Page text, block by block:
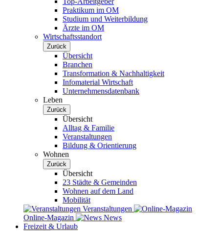
Praktikum im OM
Studium und Weiterbildung
Ärzte im OM
Wirtschaftsstandort
Zurück
Übersicht
Branchen
Transformation & Nachhaltigkeit
Infomaterial Wirtschaft
Unternehmensdatenbank
Leben
Zurück
Übersicht
Alltag & Familie
Veranstaltungen
Bildung & Orientierung
Wohnen
Zurück
Übersicht
23 Städte & Gemeinden
Wohnen auf dem Land
Mobilität
Veranstaltungen
Online-Magazin
News
Freizeit & Urlaub